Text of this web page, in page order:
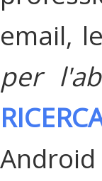
email, le
per